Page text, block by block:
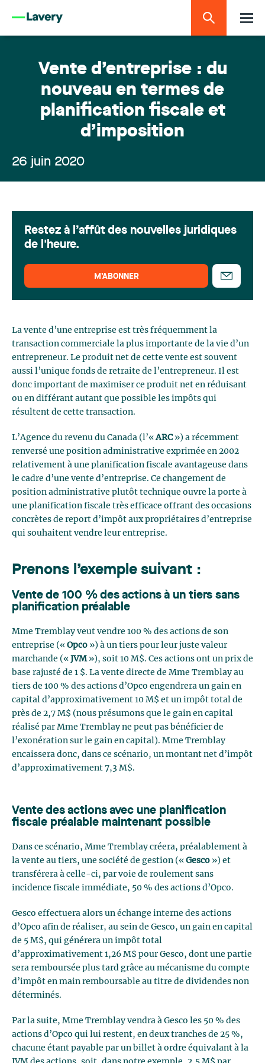
Vente d’entreprise : du
nouveau en termes de
planification fiscale et
d’imposition
26 juin 2020
La vente d’une entreprise est très fréquemment la
transaction commerciale la plus importante de la vie d’un
entrepreneur. Le produit net de cette vente est souvent
aussi l’unique fonds de retraite de l’entrepreneur. Il est
donc important de maximiser ce produit net en réduisant
ou en différant autant que possible les impôts qui
résultent de cette transaction.
L’Agence du revenu du Canada (l’«ARC») a récemment
renversé une position administrative exprimée en 2002
relativement à une planification fiscale avantageuse dans
le cadre d’une vente d’entreprise. Ce changement de
position administrative plutôt technique ouvre la porte à
une planification fiscale très efficace offrant des occasions
concrètes de report d’impôt aux propriétaires d’entreprise
qui souhaitent vendre leur entreprise.
Prenons l’exemple suivant :
Vente de 100 % des actions à un tiers sans
planification préalable
Mme Tremblay veut vendre 100 % des actions de son
entreprise (« Opco ») à un tiers pour leur juste valeur
marchande (« JVM»), soit 10 M$. Ces actions ont un prix de
base rajusté de 1 $. La vente directe de Mme Tremblay au
tiers de 100 % des actions d’Opco engendrera un gain en
capital d’approximativement 10 M$ et un impôt total de
près de 2,7 M$ (nous présumons que le gain en capital
réalisé par Mme Tremblay ne peut pas bénéficier de
l’exonération sur le gain en capital). Mme Tremblay
encaissera donc, dans ce scénario, un montant net d’impôt
d’approximativement 7,3 M$.
Vente des actions avec une planification
fiscale préalable maintenant possible
Dans ce scénario, Mme Tremblay créera, préalablement à
la vente au tiers, une société de gestion (« Gesco ») et
transférera à celle-ci, par voie de roulement sans
incidence fiscale immédiate, 50 % des actions d’Opco.
Gesco effectuera alors un échange interne des actions
d’Opco afin de réaliser, au sein de Gesco, un gain en capital
de 5 M$, qui générera un impôt total
d’approximativement 1,26 M$ pour Gesco, dont une partie
sera remboursée plus tard grâce au mécanisme du compte
d’impôt en main remboursable au titre de dividendes non
déterminés.
Par la suite, Mme Tremblay vendra à Gesco les 50 % des
actions d’Opco qui lui restent, en deux tranches de 25 %,
chacune étant payable par un billet à ordre équivalant à la
Restez à l’affût des nouvelles juridiques
de l'heure.
M’ABONNER